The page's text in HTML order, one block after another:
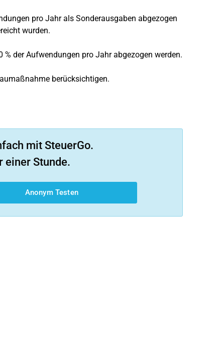
pro Jahr als Sonderausgaben abgezogen
wurden.
der Aufwendungen pro Jahr abgezogen werden.
berücksichtigen.
mit SteuerGo.
einer Stunde.
Anonym Testen